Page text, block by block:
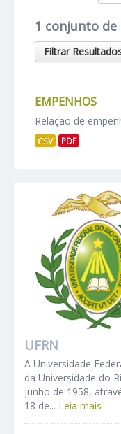
1 conjunto
Filtrar
EMPENHOS
Relação de
CSV PDF
UFRN
A Universidade
da Universidade do
junho de 1958,
18 de... Leia mais